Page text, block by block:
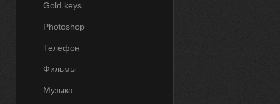
Gold keys
Photoshop
Телефон
Фильмы
Музыка